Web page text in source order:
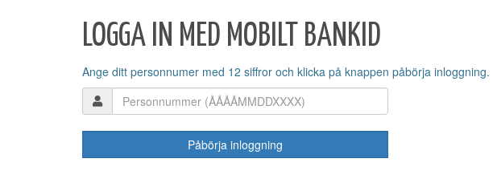
LOGGA IN MED MOBILT BANKID
Ange ditt personnumer med 12 siffror och klicka på knappen påbörja inloggning.